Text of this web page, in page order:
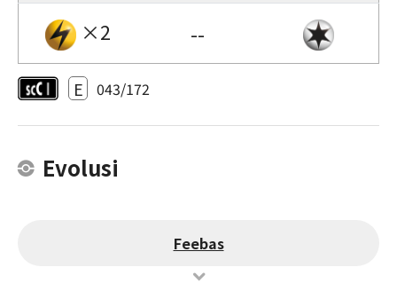
×2 --
E 043/172
Evolusi
Feebas